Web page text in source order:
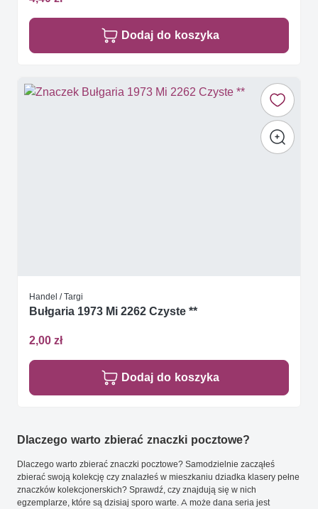
Dodaj do koszyka
Handel / Targi
Bułgaria 1973 Mi 2262 Czyste **
2,00 zł
Dodaj do koszyka
Dlaczego warto zbierać znaczki pocztowe?
Dlaczego warto zbierać znaczki pocztowe? Samodzielnie zacząłeś
zbierać swoją kolekcję czy znalazłeś w mieszkaniu dziadka klasery pełne
znaczków kolekcjonerskich? Sprawdź, czy znajdują się w nich
egzemplarze, które są dzisiaj sporo warte. A może dana seria jest